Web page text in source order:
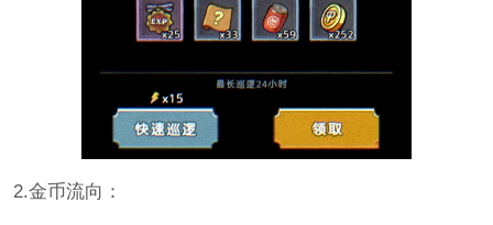
2.金币流向：